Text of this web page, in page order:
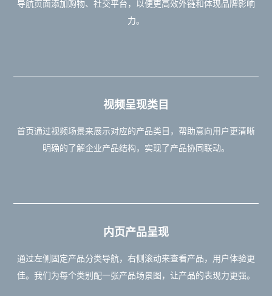
导航页面添加购物、社交平台，以便更高效外链和体现品牌影响
力。
视频呈现类目
首页通过视频场景来展示对应的产品类目，帮助意向用户更清晰
明确的了解企业产品结构，实现了产品协同联动。
内页产品呈现
通过左侧固定产品分类导航，右侧滚动来查看产品，用户体验更
佳。我们为每个类别配一张产品场景图，让产品的表现力更强。